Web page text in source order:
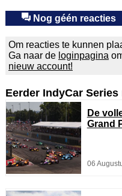
Nog géén reacties
Om reacties te kunnen
Ga naar de loginpagina
nieuw account!
Eerder IndyCar Series
De
Grand
06